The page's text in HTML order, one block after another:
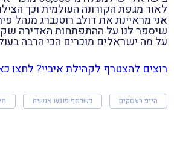
לאור מגפת הקורונה העולמית וכך
אני מראיינת את דולב רוטנברג מנהל
שיספר לנו על ההתפתחות האדירה
על מה ישראלים מוכרים הכי הרבה
רוצים להצטרף לקהילת איביי? לחצו
הייפ בעסקים כשכסף פוגש אנשים